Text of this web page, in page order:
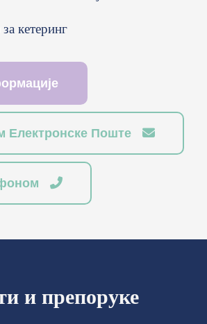
кетеринг
Електронске Поште
и препоруке